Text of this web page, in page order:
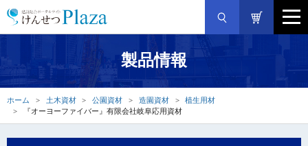
製品情報
ホーム 土木資材 公園資材 造園資材
植生用材
『オーヨーファイバー』有限会社岐阜応用資材